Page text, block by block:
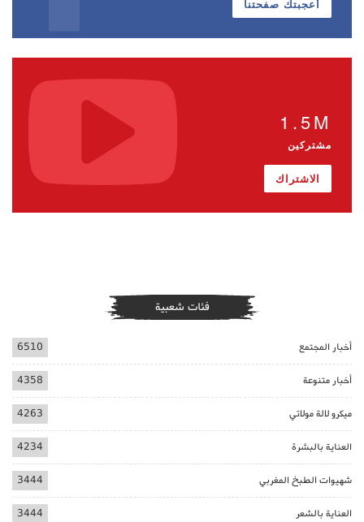
أعجبتك صفحتنا
1.5M
مشتركين
الاشتراك
فئات شعبية
أخبار المجتمع 6510
أخبار متنوعة 4358
ميكرو لالة مولاتي 4263
العناية بالبشرة 4234
شهيوات الطبخ المغربي 3444
العناية بالشعر 3444